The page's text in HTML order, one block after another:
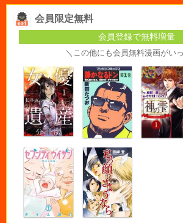
会員限定無料
会員登録で無料増量
＼この他にも会員無料漫画がい